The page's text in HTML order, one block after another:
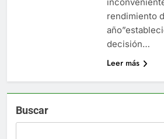
rendimiento
decisión…
Leer más
Buscar